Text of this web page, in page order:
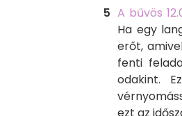
A bűvös
Ha egy
erőt,
fenti
odakint.